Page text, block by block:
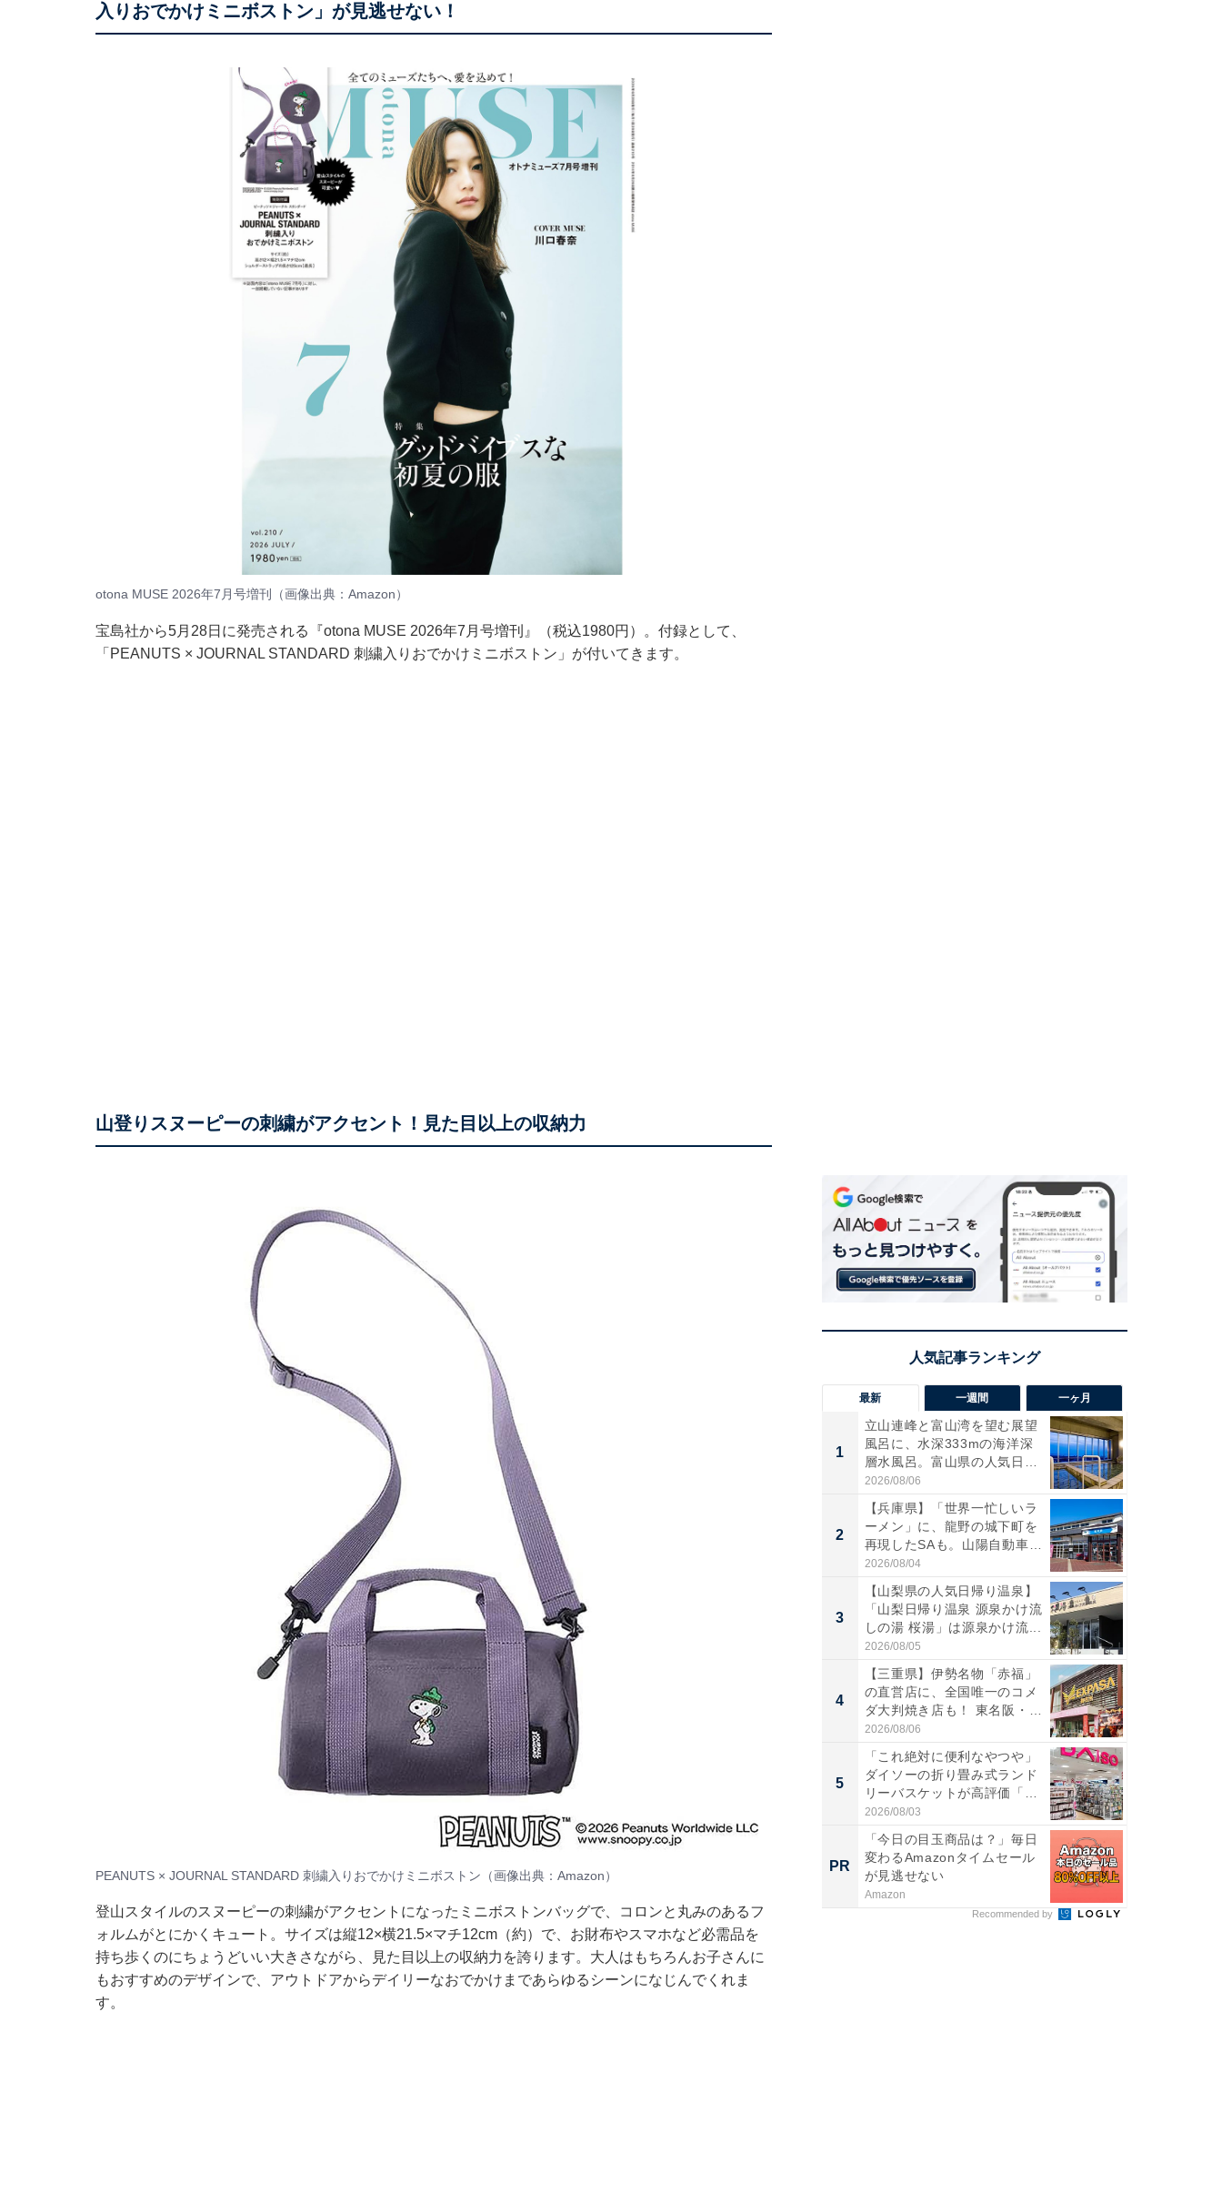
入りおでかけミニボストン」が見逃せない！
otona MUSE 2026年7月号増刊（画像出典：Amazon）
宝島社から5月28日に発売される『otona MUSE 2026年7月号増刊』（税込1980円）。付録として、
「PEANUTS × JOURNAL STANDARD 刺繍入りおでかけミニボストン」が付いてきます。
山登りスヌーピーの刺繍がアクセント！見た目以上の収納力
PEANUTS × JOURNAL STANDARD 刺繍入りおでかけミニボストン（画像出典：Amazon）
登山スタイルのスヌーピーの刺繍がアクセントになったミニボストンバッグで、コロンと丸みのあるフ
ォルムがとにかくキュート。サイズは縦12×横21.5×マチ12cm（約）で、お財布やスマホなど必需品を
持ち歩くのにちょうどいい大きさながら、見た目以上の収納力を誇ります。大人はもちろんお子さんに
もおすすめのデザインで、アウトドアからデイリーなおでかけまであらゆるシーンになじんでくれま
す。
最新 一週間 一ヶ月
1
立山連峰と富山湾を望む展望
風呂に、水深333mの海洋深
層水風呂。富山県の人気日
帰...
2026/08/06
2
【兵庫県】「世界一忙しいラ
ーメン」に、龍野の城下町を
再現したSAも。山陽自動車
道...
2026/08/04
3
【山梨県の人気日帰り温泉】
「山梨日帰り温泉 源泉かけ流
しの湯 桜湯」は源泉かけ流...
2026/08/05
4
【三重県】伊勢名物「赤福」
の直営店に、全国唯一のコメ
ダ大判焼き店も！ 東名阪・
伊...
2026/08/06
5
「これ絶対に便利なやつや」
ダイソーの折り畳み式ランド
リーバスケットが高評価「使
わ...
2026/08/03
PR
「今日の目玉商品は？」毎日
変わるAmazonタイムセール
が見逃せない
Amazon
Recommended by